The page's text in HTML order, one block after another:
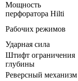
Мощность
перфоратора Hilti
Рабочих режимов
Ударная сила
Штифт ограничения
глубины
Реверсный механизм